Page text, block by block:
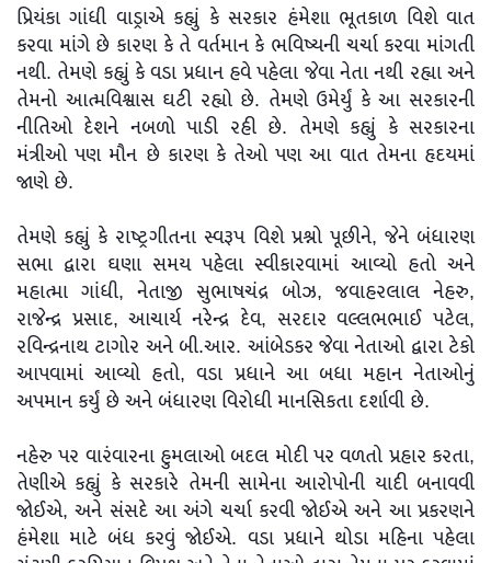
પ્રિયંકા ગાંધી વાડ્રાએ કહ્યું કે સરકાર હંમેશા ભૂતકાળ વિશે વાત
કરવા માંગે છે કારણ કે તે વર્તમાન કે ભવિષ્યની ચર્ચા કરવા માંગતી
નથી. તેમણે કહ્યું કે વડા પ્રધાન હવે પહેલા જેવા નેતા નથી રહ્યા અને
તેમનો આત્મવિશ્વાસ ઘટી રહ્યો છે. તેમણે ઉમેર્યું કે આ સરકારની
નીતિઓ દેશને નબળો પાડી રહી છે. તેમણે કહ્યું કે સરકારના
મંત્રીઓ પણ મૌન છે કારણ કે તેઓ પણ આ વાત તેમના હૃદયમાં
જાણે છે.
તેમણે કહ્યું કે રાષ્ટ્રગીતના સ્વરૂપ વિશે પ્રશ્નો પૂછીને, જેને બંધારણ
સભા દ્વારા ઘણા સમય પહેલા સ્વીકારવામાં આવ્યો હતો અને
મહાત્મા ગાંધી, નેતાજી સુભાષચંદ્ર બોઝ, જવાહરલાલ નેહરુ,
રાજેન્દ્ર પ્રસાદ, આચાર્ય નરેન્દ્ર દેવ, સરદાર વલ્લભભાઈ પટેલ,
રવિન્દ્રનાથ ટાગોર અને બી.આર. આંબેડકર જેવા નેતાઓ દ્વારા ટેકો
આપવામાં આવ્યો હતો, વડા પ્રધાને આ બધા મહાન નેતાઓનું
અપમાન કર્યું છે અને બંધારણ વિરોધી માનસિકતા દર્શાવી છે.
નહેરુ પર વારંવારના હુમલાઓ બદલ મોદી પર વળતો પ્રહાર કરતા,
તેણીએ કહ્યું કે સરકારે તેમની સામેના આરોપોની યાદી બનાવવી
જોઈએ, અને સંસદે આ અંગે ચર્ચા કરવી જોઈએ અને આ પ્રકરણને
હંમેશા માટે બંધ કરવું જોઈએ. વડા પ્રધાને થોડા મહિના પહેલા